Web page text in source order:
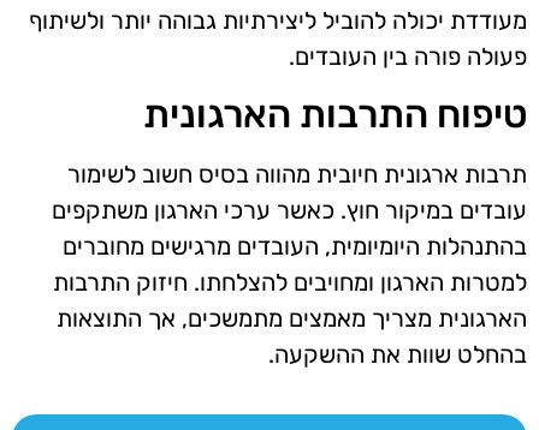
מעודדת יכולה להוביל ליצירתיות גבוהה יותר ולשיתוף
פעולה פורה בין העובדים.
טיפוח התרבות הארגונית
תרבות ארגונית חיובית מהווה בסיס חשוב לשימור
עובדים במיקור חוץ. כאשר ערכי הארגון משתקפים
בהתנהלות היומיומית, העובדים מרגישים מחוברים
למטרות הארגון ומחויבים להצלחתו. חיזוק התרבות
הארגונית מצריך מאמצים מתמשכים, אך התוצאות
בהחלט שוות את ההשקעה.